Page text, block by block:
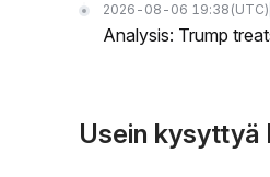
2026-08-06 19:38 (UTC)
Analysis: Trump
Usein kysyttyä